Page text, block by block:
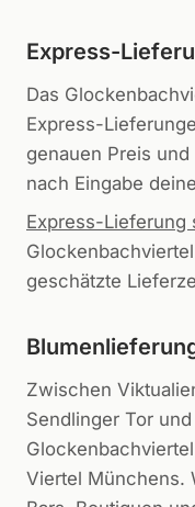
Express-
Das
Express-
genauen Preis
nach Eingabe
Express-Lieferung
Glockenbachviertel
geschätzte
Zwischen
Sendlinger Tor
Viertel Münchens.